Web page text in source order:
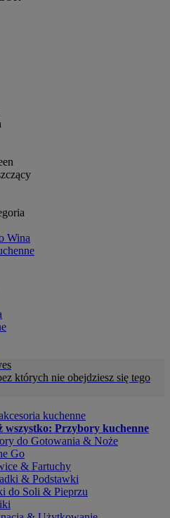
Wina
których nie obejdziesz się tego
kuchenne
wszystko: Przybory kuchenne
do Gotowania & Noże
Go
& Fartuchy
& Podstawki
do Soli & Pieprzu